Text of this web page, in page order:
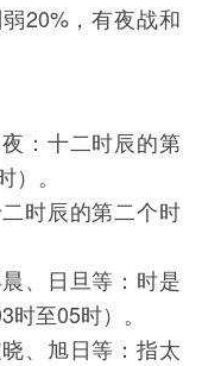
20%，有夜战和
：十二时辰的第
。
时辰的第二个时
、日旦等：时是
至05时）。
、旭日等：指太